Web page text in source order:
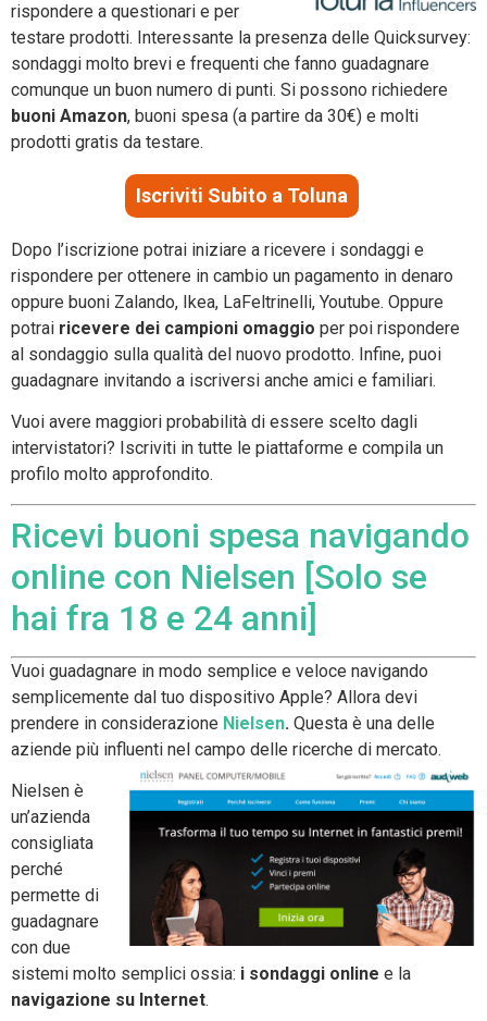
rispondere a questionari e per
testare prodotti. Interessante la presenza delle Quicksurvey:
sondaggi molto brevi e frequenti che fanno guadagnare
comunque un buon numero di punti. Si possono richiedere
buoni Amazon, buoni spesa (a partire da 30€) e molti
prodotti gratis da testare.
Iscriviti Subito a Toluna
Dopo l’iscrizione potrai iniziare a ricevere i sondaggi e
rispondere per ottenere in cambio un pagamento in denaro
oppure buoni Zalando, Ikea, LaFeltrinelli, Youtube. Oppure
potrai ricevere dei campioni omaggio per poi rispondere
al sondaggio sulla qualità del nuovo prodotto. Infine, puoi
guadagnare invitando a iscriversi anche amici e familiari.
Vuoi avere maggiori probabilità di essere scelto dagli
intervistatori? Iscriviti in tutte le piattaforme e compila un
profilo molto approfondito.
Ricevi buoni spesa navigando
online con Nielsen [Solo se
hai fra 18 e 24 anni]
Vuoi guadagnare in modo semplice e veloce navigando
semplicemente dal tuo dispositivo Apple? Allora devi
prendere in considerazione Nielsen. Questa è una delle
aziende più influenti nel campo delle ricerche di mercato.
Nielsen è
un’azienda
consigliata
perché
permette di
guadagnare
con due
sistemi molto semplici ossia: i sondaggi online e la
navigazione su Internet.